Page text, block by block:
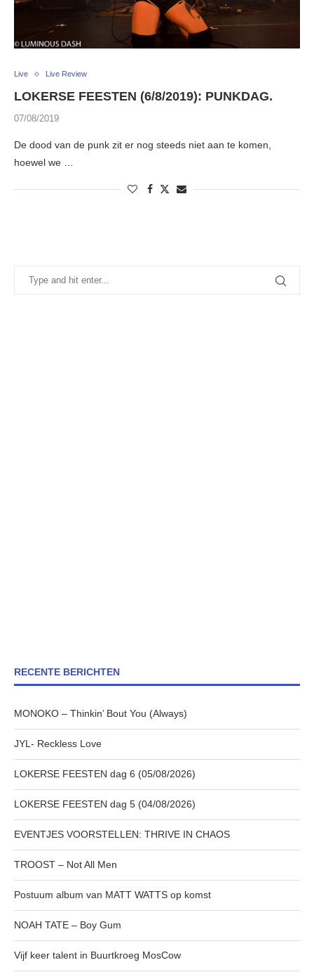
Live Live Review
LOKERSE FEESTEN (6/8/2019): PUNKDAG.
07/08/2019
De dood van de punk zit er nog steeds niet aan te komen,
hoewel we …
RECENTE BERICHTEN
MONOKO – Thinkin’ Bout You (Always)
JYL- Reckless Love
LOKERSE FEESTEN dag 6 (05/08/2026)
LOKERSE FEESTEN dag 5 (04/08/2026)
EVENTJES VOORSTELLEN: THRIVE IN CHAOS
TROOST – Not All Men
Postuum album van MATT WATTS op komst
NOAH TATE – Boy Gum
Vijf keer talent in Buurtkroeg MosCow